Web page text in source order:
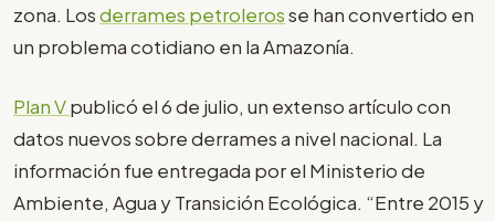
zona. Losderrames petrolerosse han convertido en
un problema cotidiano en la Amazonía.
Plan Vpublicó el 6 de julio, un extenso artículo con
datos nuevos sobre derrames a nivel nacional. La
información fue entregada por el Ministerio de
Ambiente, Agua y Transición Ecológica. “Entre 2015 y